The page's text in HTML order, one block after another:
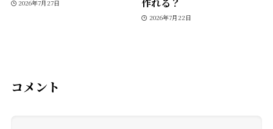
2026年7月27日
2026年7月22日
コメント